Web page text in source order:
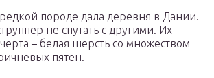
породе дала деревня в Дании.
не спутать с другими. Их
– белая шерсть со множеством
пятен.